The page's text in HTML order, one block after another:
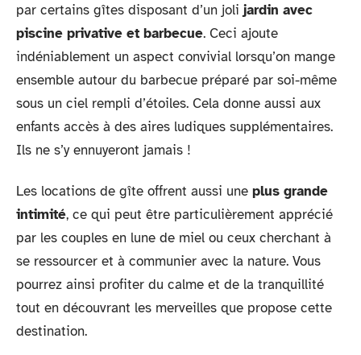
par certains gîtes disposant d’un joli jardin avec
piscine privative et barbecue. Ceci ajoute
indéniablement un aspect convivial lorsqu’on mange
ensemble autour du barbecue préparé par soi-même
sous un ciel rempli d’étoiles. Cela donne aussi aux
enfants accès à des aires ludiques supplémentaires.
Ils ne s’y ennuyeront jamais !
Les locations de gîte offrent aussi une plus grande
intimité, ce qui peut être particulièrement apprécié
par les couples en lune de miel ou ceux cherchant à
se ressourcer et à communier avec la nature. Vous
pourrez ainsi profiter du calme et de la tranquillité
tout en découvrant les merveilles que propose cette
destination.